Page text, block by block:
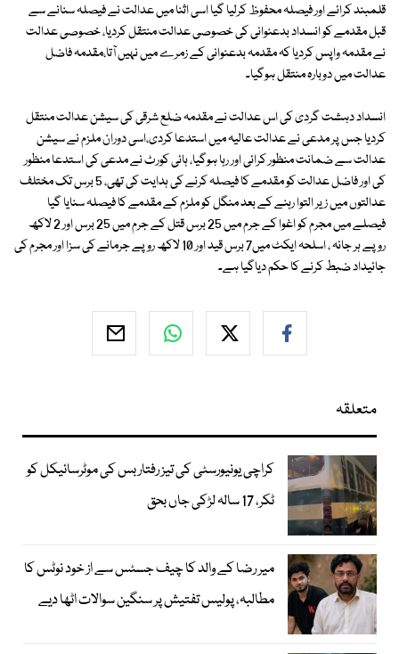
قلمبند کرائے اور فیصلہ محفوظ کرلیا گیا اسی اثنا میں عدالت نے فیصلہ سنانے سے
قبل مقدمے کو انسداد بدعنوانی کی خصوصی عدالت منتقل کردیا، خصوصی عدالت
نے مقدمہ واپس کردیا کہ مقدمہ بدعنوانی کے زمرے میں نہیں آتا،مقدمہ فاضل
عدالت میں دوبارہ منتقل ہوگیا۔
انسداد دہشت گردی کی اس عدالت نے مقدمہ ضلع شرقی کی سیشن عدالت منتقل
کردیا جس پر مدعی نے عدالت عالیہ میں استدعا کردی،اسی دوران ملزم نے سیشن
عدالت سے ضمانت منظور کرائی اور رہا ہوگیا، ہائی کورٹ نے مدعی کی استدعا منظور
کی اور فاضل عدالت کو مقدمے کا فیصلہ کرنے کی ہدایت کی تھی، 5 برس تک مختلف
عدالتوں میں زیر التوا رہنے کے بعد منگل کو ملزم کے مقدمے کا فیصلہ سنایا گیا
فیصلے میں مجرم کو اغوا کے جرم میں 25 برس قتل کے جرم میں 25 برس اور 2 لاکھ
روپے ہر جانہ ، اسلحہ ایکٹ میں7 برس قید اور 10 لاکھ روپے جرمانے کی سزا اور مجرم کی
جائیداد ضبط کرنے کا حکم دیاگیا ہے۔
متعلقہ
کراچی یونیورسٹی کی تیز رفتار بس کی موٹرسائیکل کو
ٹکر، 17 سالہ لڑکی جاں بحق
میر رضا کے والد کا چیف جسٹس سے از خود نوٹس کا
مطالبہ، پولیس تفتیش پر سنگین سوالات اٹھا دیے